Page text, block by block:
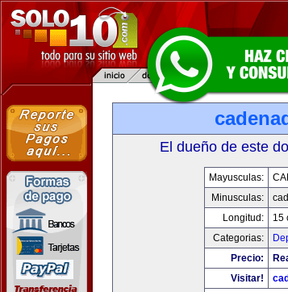
El dueño de este
Mayusculas:
Minusculas:
Longitud:
15
Categorias:
Precio:
Visitar!